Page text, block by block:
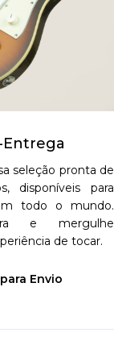
seleção pronta de
disponíveis para
todo o mundo.
e mergulhe
de tocar.
Envio